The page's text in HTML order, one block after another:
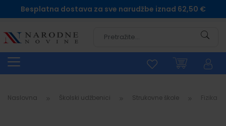
Besplatna dostava za sve narudžbe iznad 62,50 €
Naslovna Školski udžbenici Strukovne škole